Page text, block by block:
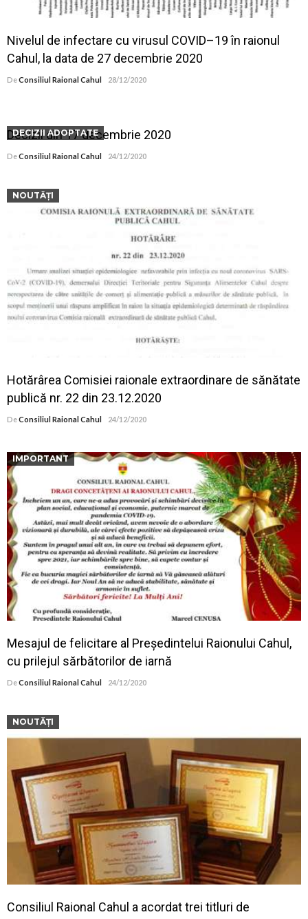
Nivelul de infectare cu virusul COVID–19 în raionul
Cahul, la data de 27 decembrie 2020
DeConsiliul Raional Cahul 28/12/2020
DECIZII ADOPTATE
Decizii din 17 decembrie 2020
DeConsiliul Raional Cahul 24/12/2020
NOUTĂȚI
Hotărârea Comisiei raionale extraordinare de sănătate
publică nr. 22 din 23.12.2020
DeConsiliul Raional Cahul 24/12/2020
IMPORTANT
Mesajul de felicitare al Președintelui Raionului Cahul,
cu prilejul sărbătorilor de iarnă
DeConsiliul Raional Cahul 24/12/2020
NOUTĂȚI
Consiliul Raional Cahul a acordat trei titluri de